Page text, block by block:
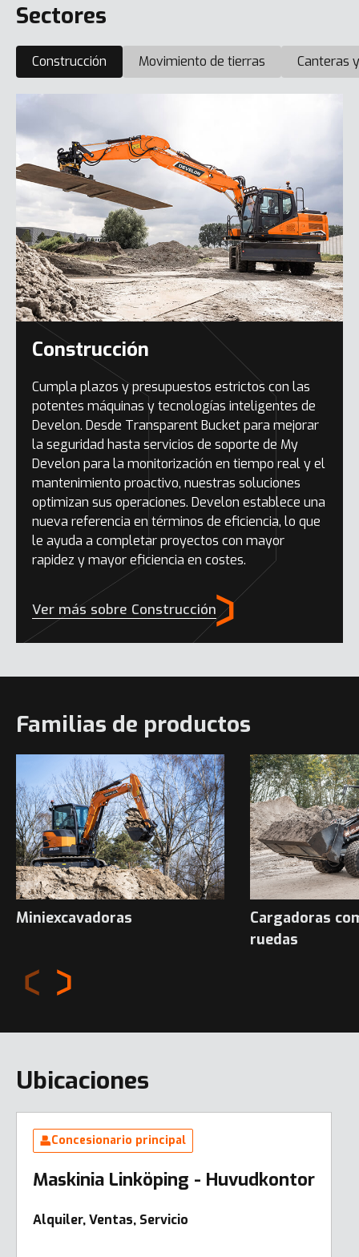
Sectores
Construcción Movimiento de tierras Canteras
Construcción
Cumpla plazos y presupuestos estrictos con las
potentes máquinas y tecnologías inteligentes de
Develon. Desde Transparent Bucket para mejorar
la seguridad hasta servicios de soporte de My
Develon para la monitorización en tiempo real y el
mantenimiento proactivo, nuestras soluciones
optimizan sus operaciones. Develon establece una
nueva referencia en términos de eficiencia, lo que
le ayuda a completar proyectos con mayor
rapidez y mayor eficiencia en costes.
Ver más sobre Construcción
Familias de productos
Miniexcavadoras
Cargadoras
ruedas
Ubicaciones
Concesionario principal
Maskinia Linköping - Huvudkontor
Alquiler, Ventas, Servicio